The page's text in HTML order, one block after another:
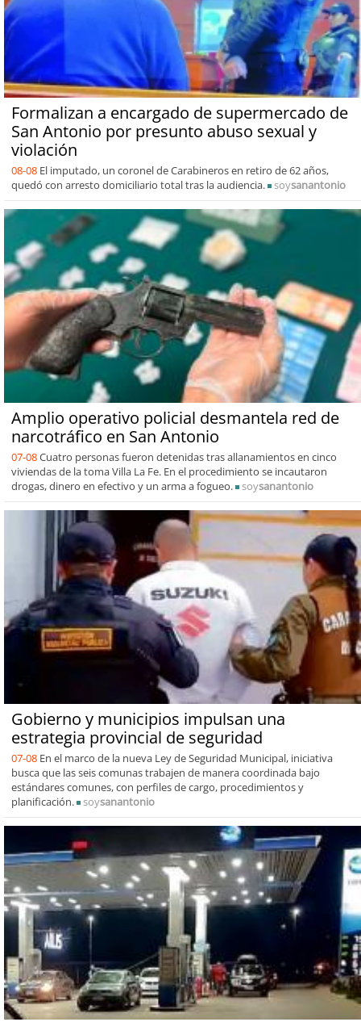
Formalizan a encargado de supermercado de
San Antonio por presunto abuso sexual y
violación
08-08 El imputado, un coronel de Carabineros en retiro de 62 años,
quedó con arresto domiciliario total tras la audiencia.
soysanantonio
Amplio operativo policial desmantela red de
narcotráfico en San Antonio
07-08Cuatro personas fueron detenidas tras allanamientos en cinco
viviendas de la toma Villa La Fe. En el procedimiento se incautaron
drogas, dinero en efectivo y un arma a fogueo.
soysanantonio
Gobierno y municipios impulsan una
estrategia provincial de seguridad
07-08 En el marco de la nueva Ley de Seguridad Municipal, iniciativa
busca que las seis comunas trabajen de manera coordinada bajo
estándares comunes, con perfiles de cargo, procedimientos y
planificación.
soysanantonio